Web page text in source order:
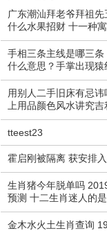
广东潮汕拜老爷拜祖
什么水果招财 十一种
手相三条主线是哪三条
什么意思？手掌出现猿
用别人二手旧床有忌
上用品颜色风水讲究吉
tteest23
霍启刚被隔离 获安排
生肖猪今年脱单吗
预测 十二生肖迷人的
金木水火土生肖查询